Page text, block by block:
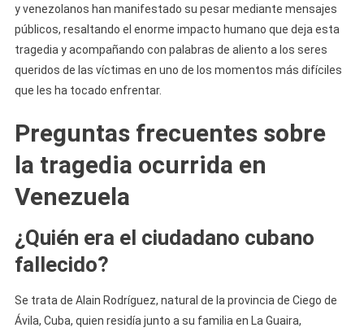
y venezolanos han manifestado su pesar mediante mensajes
públicos, resaltando el enorme impacto humano que deja esta
tragedia y acompañando con palabras de aliento a los seres
queridos de las víctimas en uno de los momentos más difíciles
que les ha tocado enfrentar.
Preguntas frecuentes sobre
la tragedia ocurrida en
Venezuela
¿Quién era el ciudadano cubano
fallecido?
Se trata de Alain Rodríguez, natural de la provincia de Ciego de
Ávila, Cuba, quien residía junto a su familia en La Guaira,